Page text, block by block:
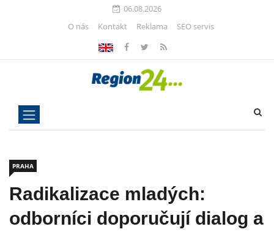
06.08.2026
O nás
Kontakt Reklama SEO servis
PRAHA
Radikalizace mladých:
odborníci doporučují dialog a